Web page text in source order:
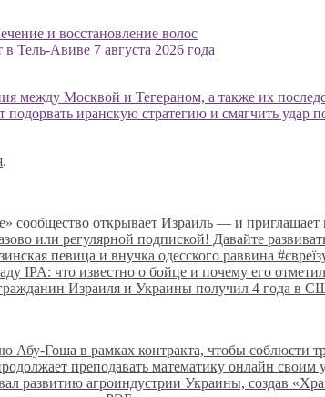
и восстановление волос
Тель-Авиве 7 августа 2026 года
между Москвой и Тегераном, а также их
иранскую стратегию и смягчить удар
.
сообщество открывает Израиль — и
или регулярной подпиской! Давайте
певица и внучка одесского раввина
IPA: что известно о бойце и почему его
Израиля и Украины получил 4 года в
Абу-Гоша в рамках контракта, чтобы соблюсти
преподавать математику онлайн
развитию агроиндустрии Украины, создав